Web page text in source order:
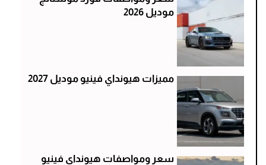
موديل 2026
مميزات هيونداي فينيو موديل 2027
سعر ومواصفات هيونداي فينيو